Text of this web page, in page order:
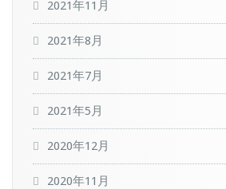
2021年11月
2021年8月
2021年7月
2021年5月
2020年12月
2020年11月